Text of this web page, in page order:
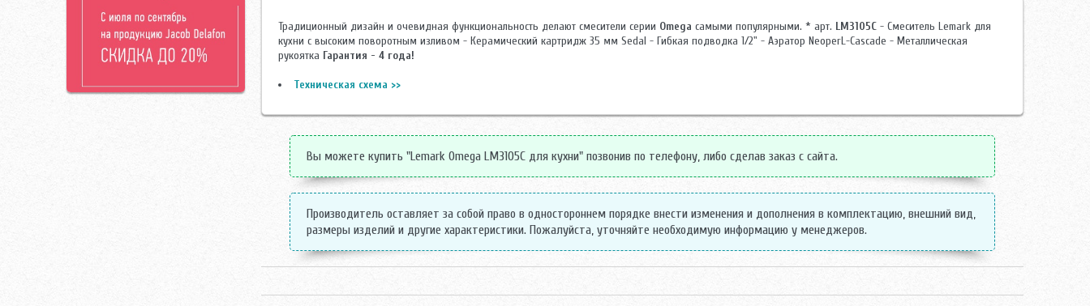
Традиционный дизайн и очевидная функциональность делают смесители серии Omega самыми популярными. * арт. LM3105C - Смеситель Lemark для
кухни с высоким поворотным изливом - Керамический картридж 35 мм Sedal - Гибкая подводка 1/2" - Аэратор NeoperL-Cascade - Металлическая
рукоятка Гарантия - 4 года!
Техническая схема >>
Вы можете купить "Lemark Omega LM3105C для кухни" позвонив по телефону, либо сделав заказ с сайта.
Производитель оставляет за собой право в одностороннем порядке внести изменения и дополнения в комплектацию, внешний вид,
размеры изделий и другие характеристики. Пожалуйста, уточняйте необходимую информацию у менеджеров.